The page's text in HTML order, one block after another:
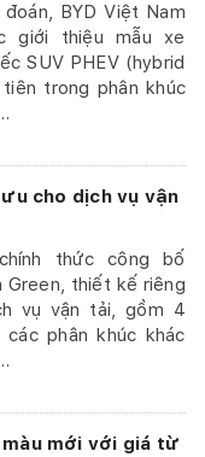
đoán, BYD Việt Nam
giới thiệu mẫu xe
SUV PHEV (hybrid
trong phân khúc
cho dịch vụ vận
thức công bố
Green, thiết kế riêng
vụ vận tải, gồm 4
phân khúc khác
màu mới với giá từ